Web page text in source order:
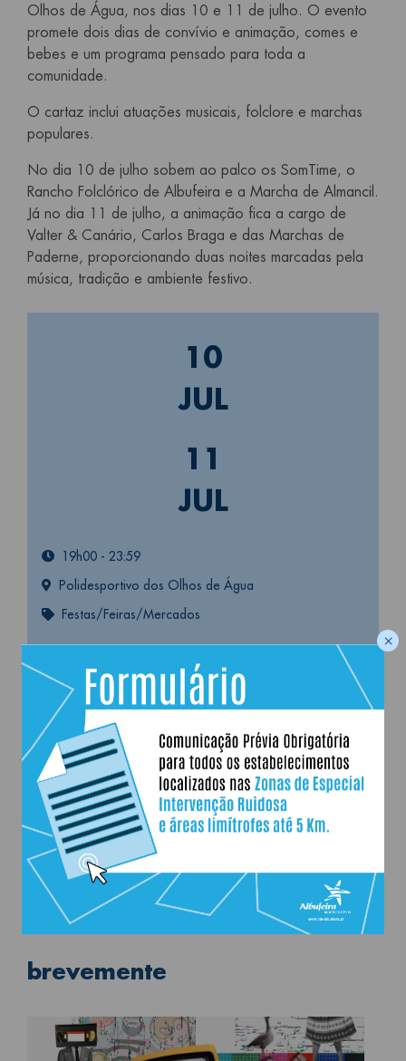
Olhos de Água, nos dias 10 e 11 de julho. O evento
promete dois dias de convívio e animação, comes e
bebes e um programa pensado para toda a
comunidade.
O cartaz inclui atuações musicais, folclore e marchas
populares.
No dia 10 de julho sobem ao palco os SomTime, o
Rancho Folclórico de Albufeira e a Marcha de Almancil.
Já no dia 11 de julho, a animação fica a cargo de
Valter & Canário, Carlos Braga e das Marchas de
Paderne, proporcionando duas noites marcadas pela
música, tradição e ambiente festivo.
10
JUL
11
JUL
19h00 - 23:59
Polidesportivo dos Olhos de Água
Festas/Feiras/Mercados
+
−
Partilhar: Partilhar
brevemente
×